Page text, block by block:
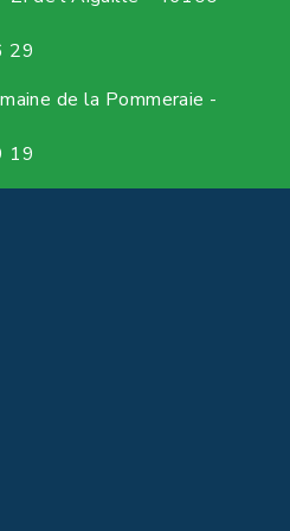
29
de la Pommeraie -
19